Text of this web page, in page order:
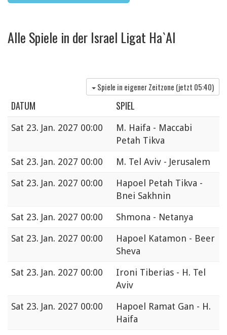
Alle Spiele in der Israel Ligat Ha`Al
Spiele in eigener Zeitzone (jetzt 05:40)
DATUM SPIEL
Sat 23. Jan. 2027 00:00
M. Haifa - Maccabi
Petah Tikva
Sat 23. Jan. 2027 00:00
M. Tel Aviv - Jerusalem
Sat 23. Jan. 2027 00:00
Hapoel Petah Tikva -
Bnei Sakhnin
Sat 23. Jan. 2027 00:00
Shmona - Netanya
Sat 23. Jan. 2027 00:00
Hapoel Katamon - Beer
Sheva
Sat 23. Jan. 2027 00:00
Ironi Tiberias - H. Tel
Aviv
Sat 23. Jan. 2027 00:00
Hapoel Ramat Gan - H.
Haifa